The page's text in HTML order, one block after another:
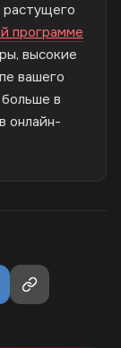
программе
высокие
вашего
в
онлайн-